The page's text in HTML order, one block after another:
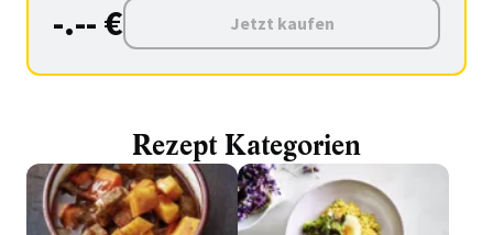
-.-- € Jetzt kaufen
Rezept Kategorien